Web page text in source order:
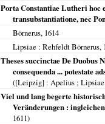
Porta Constantiae Lutheri
transubstantiatione, nec
Börnerus, 1614
Lipsiae : Rehfeldt Börnerus,
Theses succinctae De
consequenda ... potestate
([Leipzig] : Apelius ; Lipsiae
Viel und lang begerte
Veränderungen :
1611)